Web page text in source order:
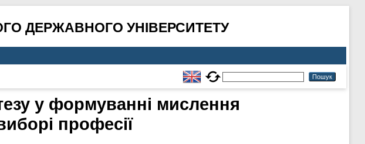
ДЕРЖАВНОГО УНІВЕРСИТЕТУ
у формуванні мислення
професії